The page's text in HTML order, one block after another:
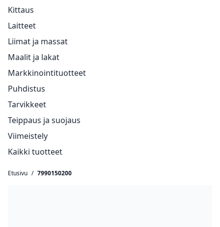
Kittaus
Laitteet
Liimat ja massat
Maalit ja lakat
Markkinointituotteet
Puhdistus
Tarvikkeet
Teippaus ja suojaus
Viimeistely
Kaikki tuotteet
Etusivu / 7990150200